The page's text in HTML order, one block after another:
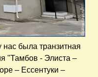
была транзитная
"Тамбов - Элиста –
– Ессентуки –